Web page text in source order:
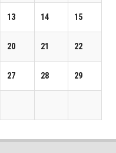
13 14 15
20 21 22
27 28 29